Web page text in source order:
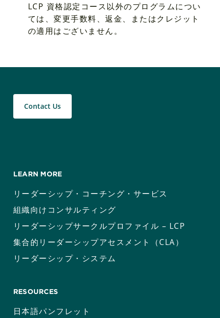
LCP 資格認定コース以外のプログラムについ
ては、変更手数料、返金、またはクレジット
の適用はございません。
Contact Us
LEARN MORE
リーダーシップ・コーチング・サービス
組織向けコンサルティング
リーダーシップサークルプロファイル – LCP
集合的リーダーシップアセスメント（CLA）
リーダーシップ・システム
RESOURCES
日本語パンフレット